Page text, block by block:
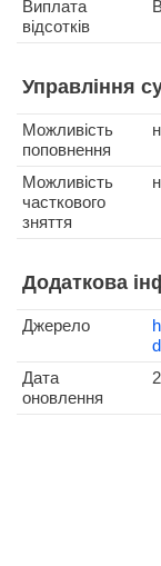
Виплата
відсотків
Управління
Можливість
поповнення
Можливість
часткового
зняття
Додаткова
Джерело
Дата
оновлення